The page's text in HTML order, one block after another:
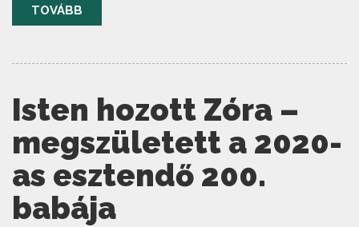
TOVÁBB
Isten hozott Zóra –
megszületett a 2020-
as esztendő 200.
babája